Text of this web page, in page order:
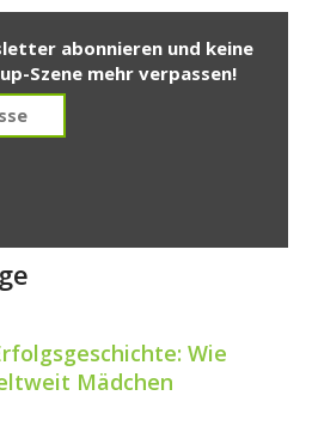
abonnieren und keine
Szene mehr verpassen!
Wie
Mädchen